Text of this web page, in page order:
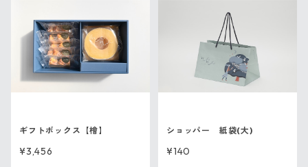
ギフトボックス【檜】
¥3,456
ショッパー 紙袋(大)
¥140